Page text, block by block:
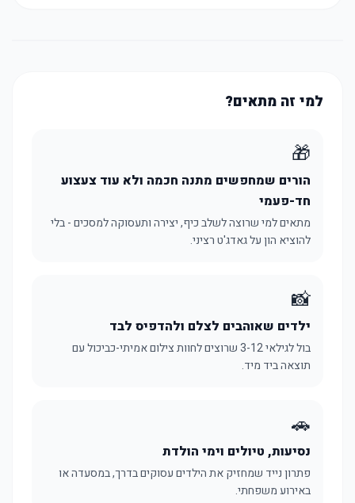
למי זה מתאים?
🎁
הורים שמחפשים מתנה חכמה ולא עוד צעצוע
חד-פעמי
מתאים למי שרוצה לשלב כיף, יצירה ותעסוקה למסכים - בלי
להוציא הון על גאדג'ט רציני.
📸
ילדים שאוהבים לצלם ולהדפיס לבד
בול לגילאי 3-12 שרוצים לחוות צילום אמיתי-כביכול עם
תוצאה ביד מיד.
🚗
נסיעות, טיולים וימי הולדת
פתרון נייד שמחזיק את הילדים עסוקים בדרך, במסעדה או
באירוע משפחתי.